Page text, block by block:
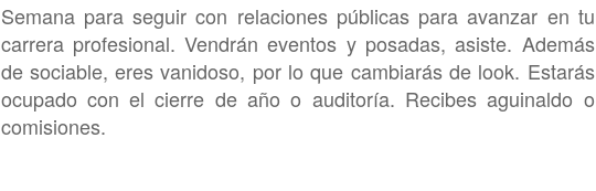
Semana para seguir con relaciones públicas para avanzar en tu
carrera profesional. Vendrán eventos y posadas, asiste. Además
de sociable, eres vanidoso, por lo que cambiarás de look. Estarás
ocupado con el cierre de año o auditoría. Recibes aguinaldo o
comisiones.